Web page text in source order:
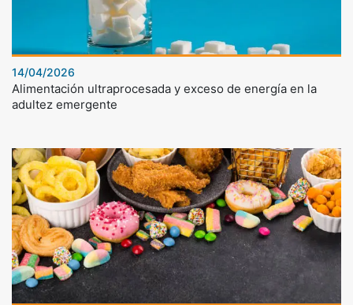
14/04/2026
Alimentación ultraprocesada y exceso de energía en la
adultez emergente